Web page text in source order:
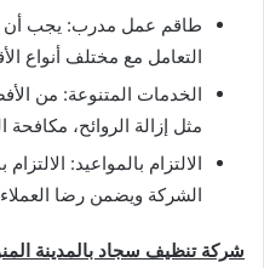
طاقم عمل مدرب: يجب أن
التعامل مع مختلف أنواع
الخدمات المتنوعة: من
مثل إزالة الروائح،
الالتزام بالمواعيد:
الشركة ويضمن رضا
شركة تنظيف سجاد بالمدينة